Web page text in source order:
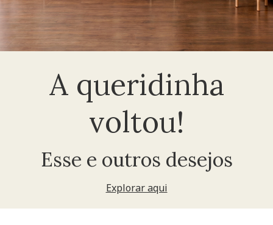
A queridinha
voltou!
Esse e outros desejos
Explorar aqui